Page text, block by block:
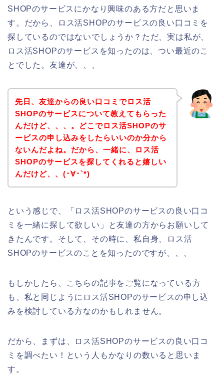
SHOPのサービスにかなり興味のある方だと思いま
す。だから、ロス活SHOPのサービスの良い口コミを
探しているのではないでしょうか？ただ、実は私が、
ロス活SHOPのサービスを知ったのは、つい最近のこ
とでした。友達が、、、
先日、友達からの良い口コミでロス活
SHOPのサービスについて教えてもらった
んだけど、、、。どこでロス活SHOPのサ
ービスの申し込みをしたらいいのか分から
ないんだよね。だから、一緒に、ロス活
SHOPのサービスを探してくれると嬉しい
んだけど、、(･∀･`*)
という感じで、「ロス活SHOPのサービスの良い口コ
ミを一緒に探して欲しい」と友達の方からお願いして
きたんです。そして、その時に、私自身、ロス活
SHOPのサービスのことを知ったのですが、、、
もしかしたら、こちらの記事をご覧になっている方
も、私と同じようにロス活SHOPのサービスの申し込
みを検討している方なのかもしれません。
だから、まずは、ロス活SHOPのサービスの良い口コ
ミを調べたい！という人もかなりの数いると思いま
す。